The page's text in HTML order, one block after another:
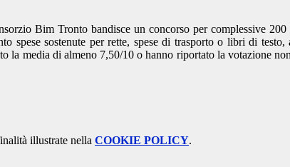
Bim Tronto bandisce un concorso per complessive
spese sostenute per rette, spese di trasporto o libri di
la media di almeno 7,50/10 o hanno riportato la votazione
illustrate nella COOKIE POLICY.